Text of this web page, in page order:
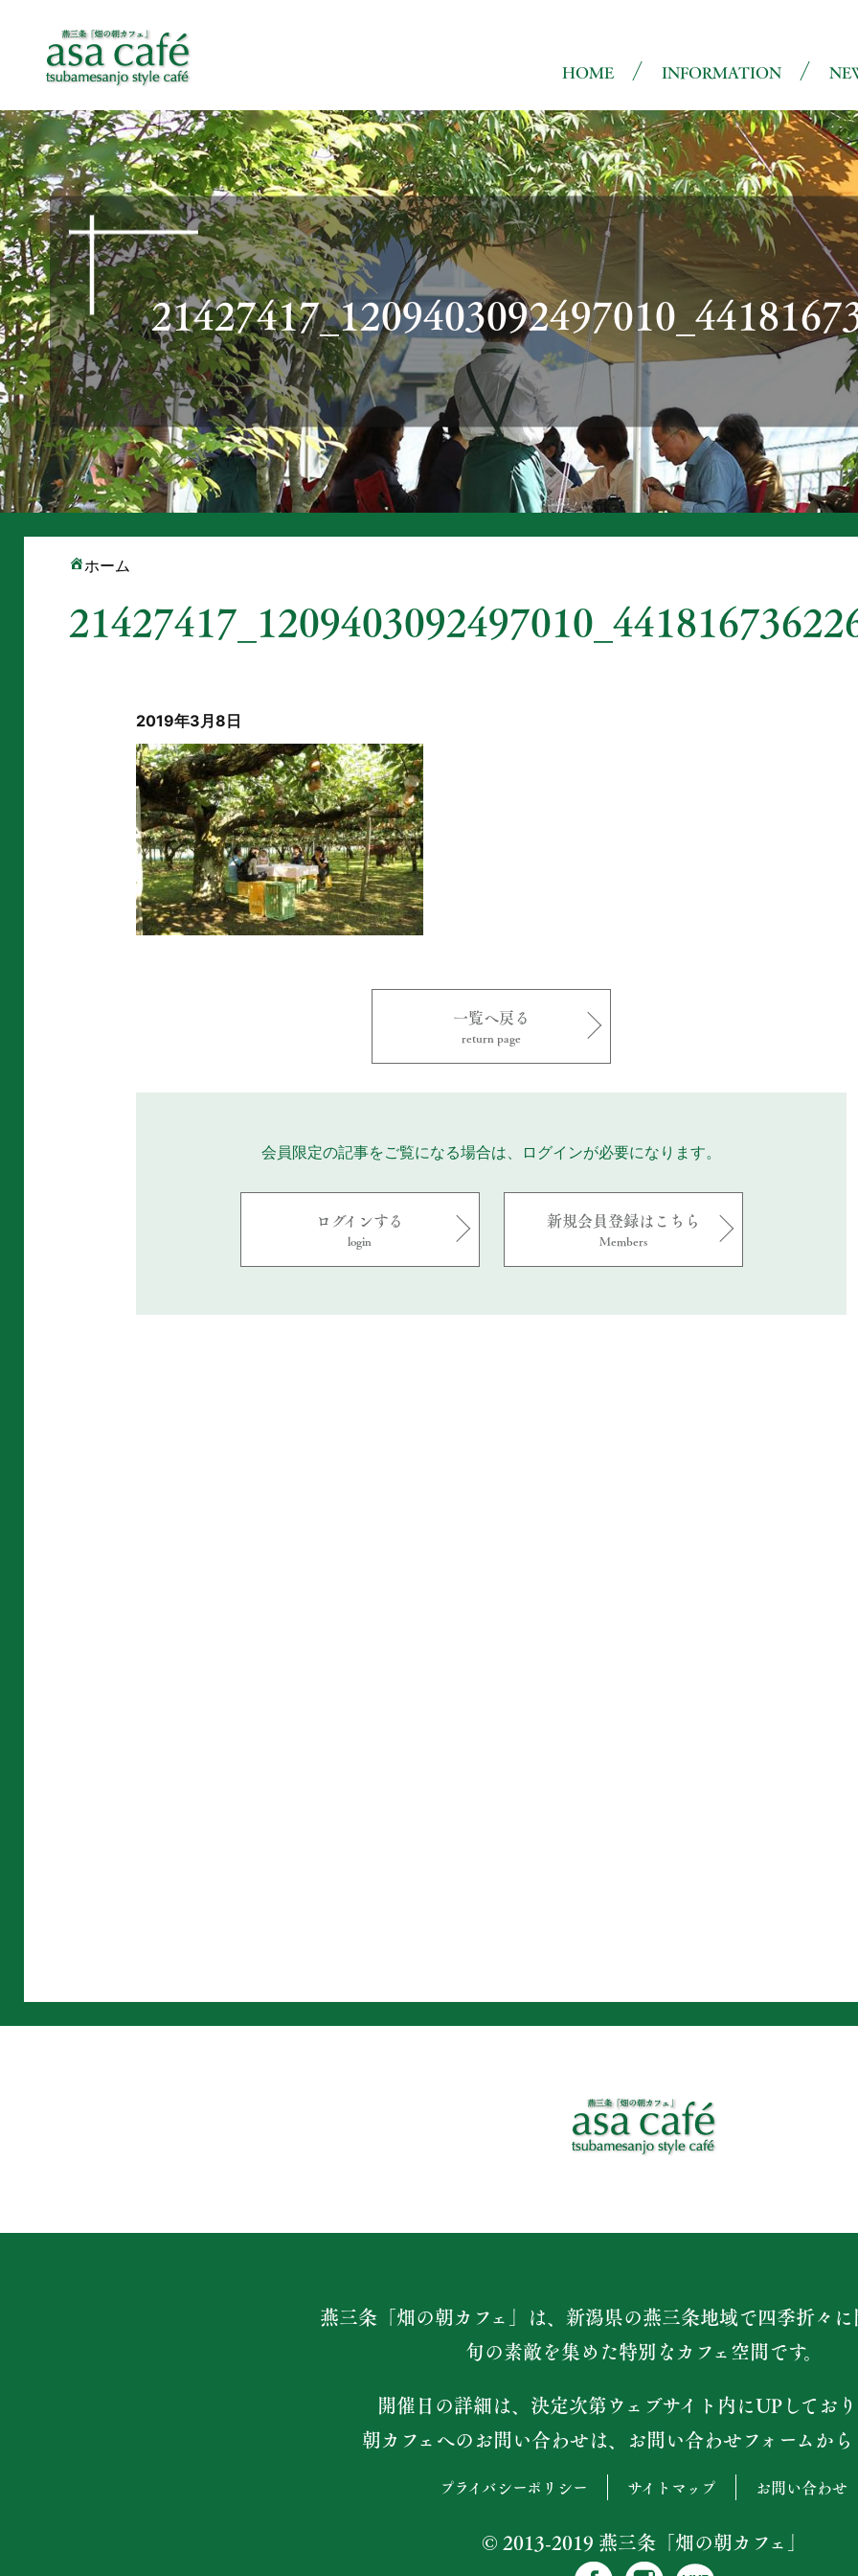
HOME
INFORMATION
ホーム
2019年3月8日
一覧へ戻る
return page
会員限定の記事をご覧になる場合は、ログインが必要になります。
ログインする
login
新規会員登録はこちら
Members
燕三条「畑の朝カフェ」は、新潟県の燕三条地域で四季折々に
旬の素敵を集めた特別なカフェ空間です。
開催日の詳細は、決定次第ウェブサイト内にUPしており
朝カフェへのお問い合わせは、お問い合わせフォームから
プライバシーポリシー サイトマップ お問い合わせ
© 2013-2019 燕三条「畑の朝カフェ」